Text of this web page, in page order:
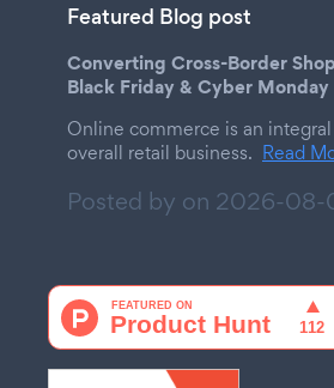
Featured Blog post
Converting Cross-Border
Black Friday & Cyber Monday
Online commerce is an
overall retail business. Read
Posted by on 2026-08-